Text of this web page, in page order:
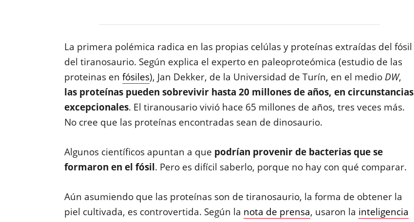
La primera polémica radica en las propias celúlas y proteínas extraídas del fósil
del tiranosaurio. Según explica el experto en paleoproteómica (estudio de las
proteinas en fósiles), Jan Dekker, de la Universidad de Turín, en el medio DW,
las proteínas pueden sobrevivir hasta 20 millones de años, en circunstancias
excepcionales. El tiranousario vivió hace 65 millones de años, tres veces más.
No cree que las proteínas encontradas sean de dinosaurio.
Algunos científicos apuntan a que podrían provenir de bacterias que se
formaron en el fósil. Pero es difícil saberlo, porque no hay con qué comparar.
Aún asumiendo que las proteínas son de tiranosaurio, la forma de obtener la
piel cultivada, es controvertida. Según la nota de prensa, usaron la inteligencia